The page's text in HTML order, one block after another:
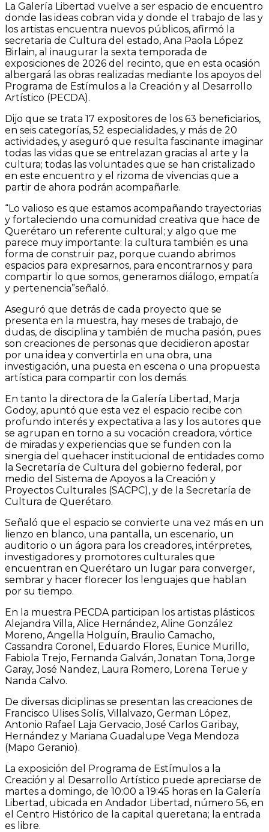
La Galería Libertad vuelve a ser espacio de encuentro
donde las ideas cobran vida y donde el trabajo de las y
los artistas encuentra nuevos públicos, afirmó la
secretaria de Cultura del estado, Ana Paola López
Birlain, al inaugurar la sexta temporada de
exposiciones de 2026 del recinto, que en esta ocasión
albergará las obras realizadas mediante los apoyos del
Programa de Estímulos a la Creación y al Desarrollo
Artístico (PECDA).
Dijo que se trata 17 expositores de los 63 beneficiarios,
en seis categorías, 52 especialidades, y más de 20
actividades, y aseguró que resulta fascinante imaginar
todas las vidas que se entrelazan gracias al arte y la
cultura; todas las voluntades que se han cristalizado
en este encuentro y el rizoma de vivencias que a
partir de ahora podrán acompañarle.
“Lo valioso es que estamos acompañando trayectorias
y fortaleciendo una comunidad creativa que hace de
Querétaro un referente cultural; y algo que me
parece muy importante: la cultura también es una
forma de construir paz, porque cuando abrimos
espacios para expresarnos, para encontrarnos y para
compartir lo que somos, generamos diálogo, empatía
y pertenencia”señaló.
Aseguró que detrás de cada proyecto que se
presenta en la muestra, hay meses de trabajo, de
dudas, de disciplina y también de mucha pasión, pues
son creaciones de personas que decidieron apostar
por una idea y convertirla en una obra, una
investigación, una puesta en escena o una propuesta
artística para compartir con los demás.
En tanto la directora de la Galería Libertad, Marja
Godoy, apuntó que esta vez el espacio recibe con
profundo interés y expectativa a las y los autores que
se agrupan en torno a su vocación creadora, vórtice
de miradas y experiencias que se funden con la
sinergia del quehacer institucional de entidades como
la Secretaría de Cultura del gobierno federal, por
medio del Sistema de Apoyos a la Creación y
Proyectos Culturales (SACPC), y de la Secretaría de
Cultura de Querétaro.
Señaló que el espacio se convierte una vez más en un
lienzo en blanco, una pantalla, un escenario, un
auditorio o un ágora para los creadores, intérpretes,
investigadores y promotores culturales que
encuentran en Querétaro un lugar para converger,
sembrar y hacer florecer los lenguajes que hablan
por su tiempo.
En la muestra PECDA participan los artistas plásticos:
Alejandra Villa, Alice Hernández, Aline González
Moreno, Angella Holguín, Braulio Camacho,
Cassandra Coronel, Eduardo Flores, Eunice Murillo,
Fabiola Trejo, Fernanda Galván, Jonatan Tona, Jorge
Garay, José Nandez, Laura Romero, Lorena Terue y
Nanda Calvo.
De diversas diciplinas se presentan las creaciones de
Francisco Ulises Solís, Villalvazo, German López,
Antonio Rafael Laja Gervacio, José Carlos Garibay,
Hernández y Mariana Guadalupe Vega Mendoza
(Mapo Geranio).
La exposición del Programa de Estímulos a la
Creación y al Desarrollo Artístico puede apreciarse de
martes a domingo, de 10:00 a 19:45 horas en la Galería
Libertad, ubicada en Andador Libertad, número 56, en
el Centro Histórico de la capital queretana; la entrada
es libre.